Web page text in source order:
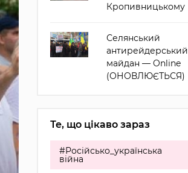
Кропивницькому
Селянський
антирейдерський
майдан — Online
(ОНОВЛЮЄТЬСЯ)
Те, що цікаво зараз
#Російсько_українська
війна